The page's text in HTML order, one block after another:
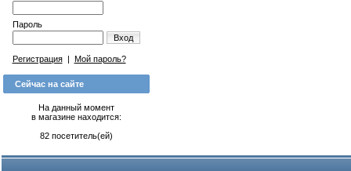
Пароль
Вход
Регистрация| Мой пароль?
Сейчас на сайте
На данный момент
в магазине находится:
82 посетитель(ей)